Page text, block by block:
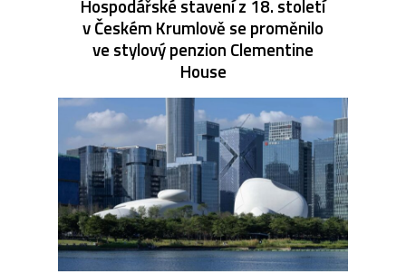
Hospodářské stavení z 18. století
v Českém Krumlově se proměnilo
ve stylový penzion Clementine
House